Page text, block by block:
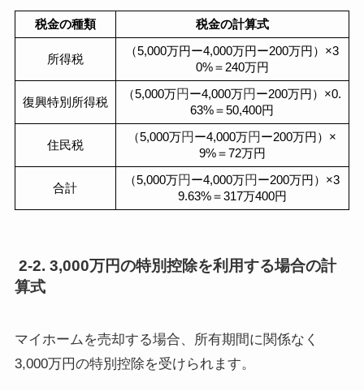
税金の種類 税金の計算式
所得税
（5,000万円ー4,000万円ー200万円）×3
0%＝240万円
復興特別所得税
（5,000万円ー4,000万円ー200万円）×0.
63%＝50,400円
住民税
（5,000万円ー4,000万円ー200万円）×
9%＝72万円
合計
（5,000万円ー4,000万円ー200万円）×3
9.63%＝317万400円
2-2. 3,000万円の特別控除を利用する場合の計
算式
マイホームを売却する場合、所有期間に関係なく
3,000万円の特別控除を受けられます。